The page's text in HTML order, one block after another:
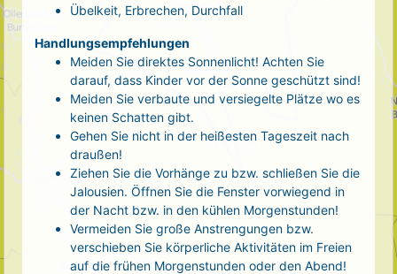
Übelkeit, Erbrechen, Durchfall
Handlungsempfehlungen
Meiden Sie direktes Sonnenlicht! Achten Sie
darauf, dass Kinder vor der Sonne geschützt sind!
Meiden Sie verbaute und versiegelte Plätze wo es
keinen Schatten gibt.
Gehen Sie nicht in der heißesten Tageszeit nach
draußen!
Ziehen Sie die Vorhänge zu bzw. schließen Sie die
Jalousien. Öffnen Sie die Fenster vorwiegend in
der Nacht bzw. in den kühlen Morgenstunden!
Vermeiden Sie große Anstrengungen bzw.
verschieben Sie körperliche Aktivitäten im Freien
auf die frühen Morgenstunden oder den Abend!